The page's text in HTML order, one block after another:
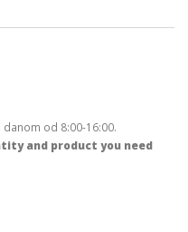
od 8:00-16:00.
and product you need